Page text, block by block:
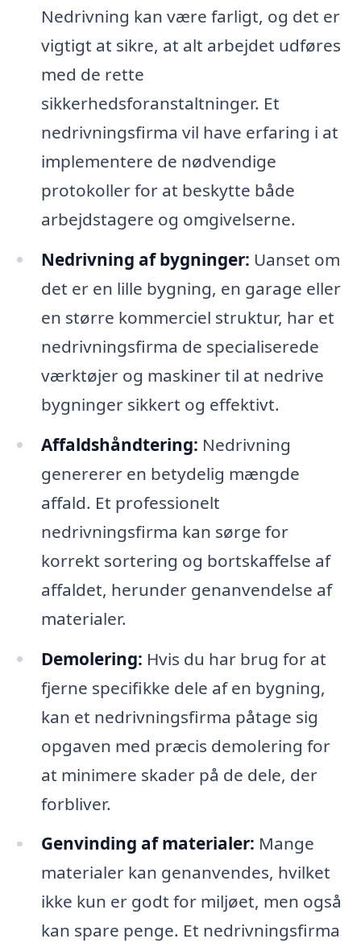
Nedrivning kan være farligt, og det er
vigtigt at sikre, at alt arbejdet udføres
med de rette
sikkerhedsforanstaltninger. Et
nedrivningsfirma vil have erfaring i at
implementere de nødvendige
protokoller for at beskytte både
arbejdstagere og omgivelserne.
Nedrivning af bygninger: Uanset om
det er en lille bygning, en garage eller
en større kommerciel struktur, har et
nedrivningsfirma de specialiserede
værktøjer og maskiner til at nedrive
bygninger sikkert og effektivt.
Affaldshåndtering: Nedrivning
genererer en betydelig mængde
affald. Et professionelt
nedrivningsfirma kan sørge for
korrekt sortering og bortskaffelse af
affaldet, herunder genanvendelse af
materialer.
Demolering: Hvis du har brug for at
fjerne specifikke dele af en bygning,
kan et nedrivningsfirma påtage sig
opgaven med præcis demolering for
at minimere skader på de dele, der
forbliver.
Genvinding af materialer: Mange
materialer kan genanvendes, hvilket
ikke kun er godt for miljøet, men også
kan spare penge. Et nedrivningsfirma